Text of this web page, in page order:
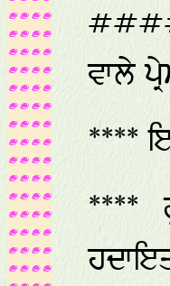
ਵਾਲੇ
****
****